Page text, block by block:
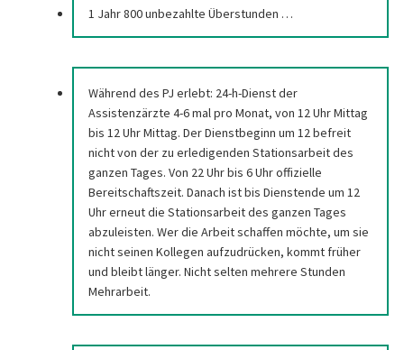
1 Jahr 800 unbezahlte Überstunden …
Während des PJ erlebt: 24-h-Dienst der
Assistenzärzte 4-6 mal pro Monat, von 12 Uhr Mittag
bis 12 Uhr Mittag. Der Dienstbeginn um 12 befreit
nicht von der zu erledigenden Stationsarbeit des
ganzen Tages. Von 22 Uhr bis 6 Uhr offizielle
Bereitschaftszeit. Danach ist bis Dienstende um 12
Uhr erneut die Stationsarbeit des ganzen Tages
abzuleisten. Wer die Arbeit schaffen möchte, um sie
nicht seinen Kollegen aufzudrücken, kommt früher
und bleibt länger. Nicht selten mehrere Stunden
Mehrarbeit.